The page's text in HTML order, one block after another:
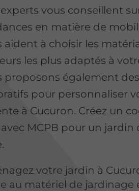
vous conseillent
en matière de
aident à choisir les
les plus adaptés à
proposons également
pour personnaliser
à Cucuron. Créez un
MCPB pour un jardin
votre jardin à
au matériel de jardinage